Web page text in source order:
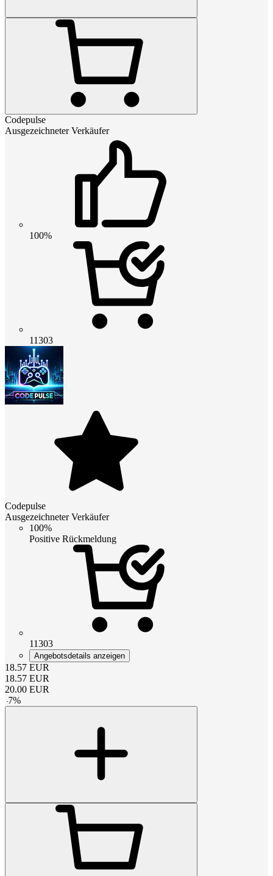
Codepulse
Ausgezeichneter Verkäufer
100%
11303
Codepulse
Ausgezeichneter Verkäufer
100%
Positive Rückmeldung
11303
Angebotsdetails anzeigen
18.57 EUR
18.57 EUR
20.00 EUR
-7%